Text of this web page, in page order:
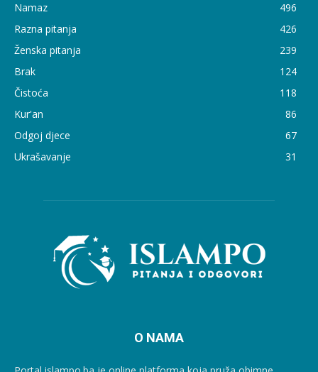
Namaz
496
Razna pitanja
426
Ženska pitanja
239
Brak
124
Čistoća
118
Kur'an
86
Odgoj djece
67
Ukrašavanje
31
O NAMA